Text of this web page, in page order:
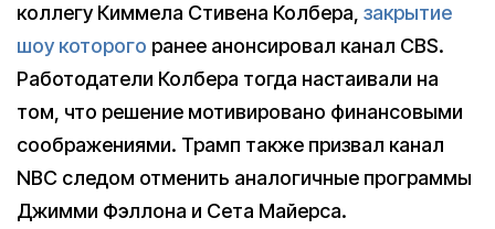
коллегу Киммела Стивена Колбера, закрытие
шоу которого ранее анонсировал канал CBS.
Работодатели Колбера тогда настаивали на
том, что решение мотивировано финансовыми
соображениями. Трамп также призвал канал
NBC следом отменить аналогичные программы
Джимми Фэллона и Сета Майерса.